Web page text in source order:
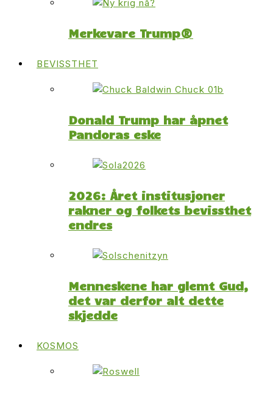
Merkevare Trump®
BEVISSTHET
Donald Trump har åpnet
Pandoras eske
2026: Året institusjoner
rakner og folkets bevissthet
endres
Menneskene har glemt Gud,
det var derfor alt dette
skjedde
KOSMOS